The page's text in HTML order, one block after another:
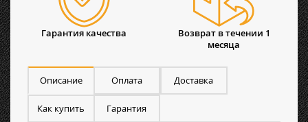
Гарантия качества
Возврат в течении 1
месяца
Описание Оплата Доставка
Как купить Гарантия